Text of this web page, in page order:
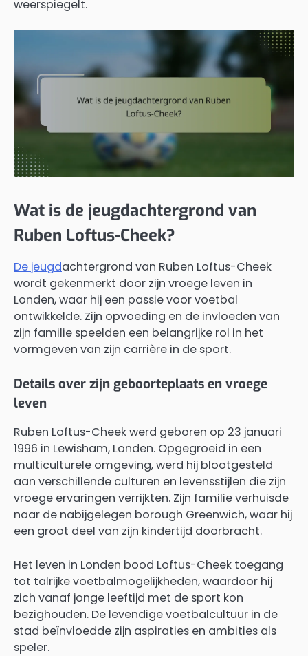
weerspiegelt.
Wat is de jeugdachtergrond van
Ruben Loftus-Cheek?
De jeugdachtergrond van Ruben Loftus-Cheek
wordt gekenmerkt door zijn vroege leven in
Londen, waar hij een passie voor voetbal
ontwikkelde. Zijn opvoeding en de invloeden van
zijn familie speelden een belangrijke rol in het
vormgeven van zijn carrière in de sport.
Details over zijn geboorteplaats en vroege
leven
Ruben Loftus-Cheek werd geboren op 23 januari
1996 in Lewisham, Londen. Opgegroeid in een
multiculturele omgeving, werd hij blootgesteld
aan verschillende culturen en levensstijlen die zijn
vroege ervaringen verrijkten. Zijn familie verhuisde
naar de nabijgelegen borough Greenwich, waar hij
een groot deel van zijn kindertijd doorbracht.
Het leven in Londen bood Loftus-Cheek toegang
tot talrijke voetbalmogelijkheden, waardoor hij
zich vanaf jonge leeftijd met de sport kon
bezighouden. De levendige voetbalcultuur in de
stad beïnvloedde zijn aspiraties en ambities als
speler.